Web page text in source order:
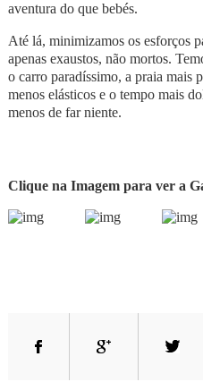
aventura do que bebés.
Até lá, minimizamos os esforços
apenas exaustos, não mortos.
o carro paradíssimo, a praia mais
menos elásticos e o tempo mais
menos de far niente.
Clique na Imagem para ver a